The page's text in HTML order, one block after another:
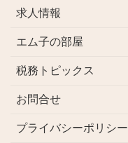
求人情報
エム子の部屋
税務トピックス
お問合せ
プライバシーポリシー